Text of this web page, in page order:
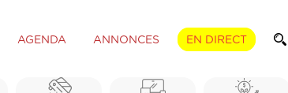
AGENDA ANNONCES EN DIRECT